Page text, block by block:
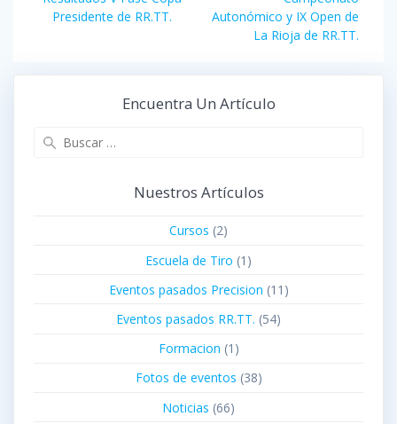
entradas
anterior:
Presidente de RR.TT.
Autonómico y IX Open de
La Rioja de RR.TT.
Encuentra Un Artículo
Nuestros Artículos
Cursos (2)
Escuela de Tiro (1)
Eventos pasados Precision (11)
Eventos pasados RR.TT. (54)
Formacion (1)
Fotos de eventos (38)
Noticias (66)